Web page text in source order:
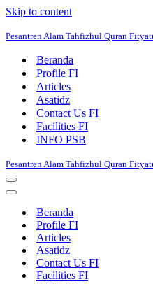
Skip to content
Pesantren Alam Tahfizhul Quran
Beranda
Profile FI
Articles
Asatidz
Contact Us FI
Facilities FI
INFO PSB
Pesantren Alam Tahfizhul Quran
Navigation
Menu
Navigation
Beranda
Profile FI
Articles
Asatidz
Contact Us FI
Facilities FI